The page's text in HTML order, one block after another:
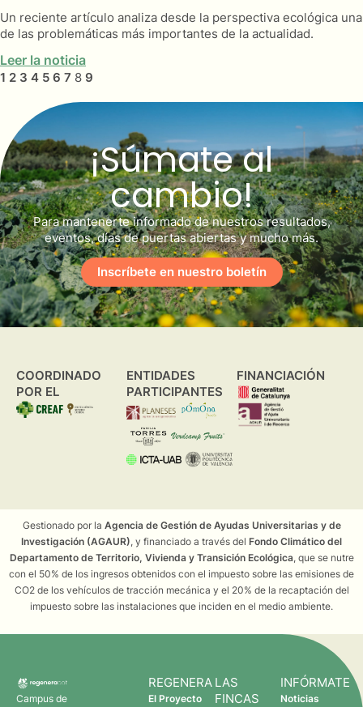
Un reciente artículo analiza desde la perspectiva ecológica una
de las problemáticas más importantes de la actualidad.
Leer la noticia
1 2 3 4 5 6 7 8 9
¡Súmate al
cambio!
Para mantenerte informado de nuestros resultados,
eventos, días de puertas abiertas y mucho más.
Inscríbete en nuestro boletín
COORDINADO
POR EL
ENTIDADES
PARTICIPANTES
FINANCIACIÓN
Gestionado por la Agencia de Gestión de Ayudas Universitarias y de
Investigación (AGAUR) , y financiado a través del Fondo Climático del
Departamento de Territorio, Vivienda y Transición Ecológica , que se nutre
con el 50% de los ingresos obtenidos con el impuesto sobre las emisiones de
CO2 de los vehículos de tracción mecánica y el 20% de la recaptación del
impuesto sobre las instalaciones que inciden en el medio ambiente.
Campus de
REGENERA
El Proyecto
LAS
FINCAS
INFÓRMATE
Noticias